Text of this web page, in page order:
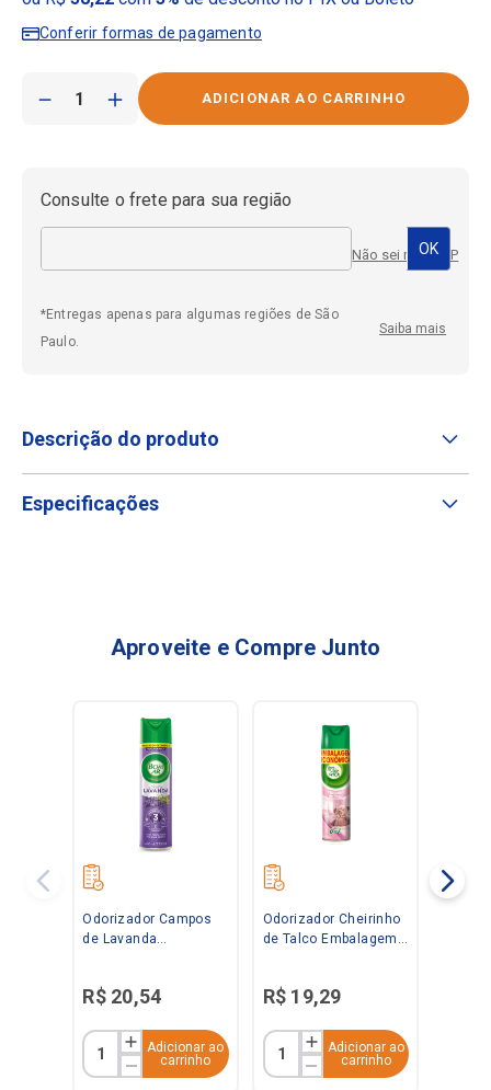
Conferir formas de pagamento
＋
－
Consulte o frete para sua região
Não sei meu CEP
*Entregas apenas para algumas regiões de São
Paulo.
Saiba mais
Descrição do produto
Especificações
Aproveite e Compre Junto
Odorizador Campos
de Lavanda
Bom Ar
R$ 20,54
Adicionar ao
carrinho
Odorizador Cheirinho
de Talco Embalagem
R$ 19,29
Adicionar ao
carrinho